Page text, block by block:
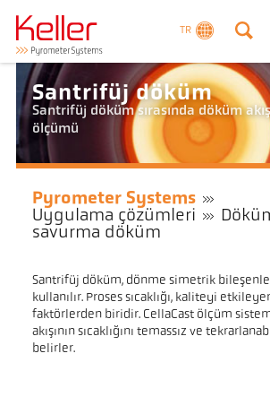
TR
Santrifüj döküm
Santrifüj döküm sırasında döküm
ölçümü
Pyrometer Systems
Uygulama çözümleri
savurma döküm
Santrifüj döküm, dönme simetrik
kullanılır. Proses sıcaklığı, kaliteyi
faktörlerden biridir. CellaCast ölçüm
akışının sıcaklığını temassız ve
belirler.